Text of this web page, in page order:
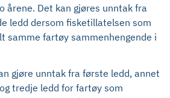
årene. Det kan gjøres unntak fra
ledd dersom fisketillatelsen som
samme fartøy sammenhengende i
gjøre unntak fra første ledd, annet
tredje ledd for fartøy som